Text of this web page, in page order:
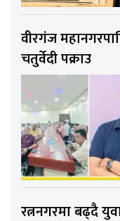
वीरगंज
चतुर्वेदी पक्राउ
रत्ननगरमा बढ्दै